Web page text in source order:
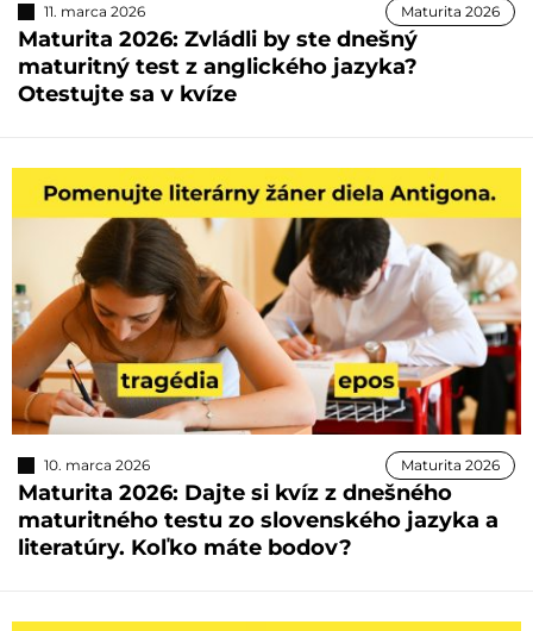
11. marca 2026 Maturita 2026
Maturita 2026: Zvládli by ste dnešný
maturitný test z anglického jazyka?
Otestujte sa v kvíze
10. marca 2026 Maturita 2026
Maturita 2026: Dajte si kvíz z dnešného
maturitného testu zo slovenského jazyka a
literatúry. Koľko máte bodov?